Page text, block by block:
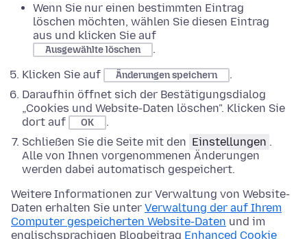
Wenn Sie nur einen bestimmten Eintrag
löschen möchten, wählen Sie diesen Eintrag
aus und klicken Sie auf
Ausgewählte löschen
.
Klicken Sie auf
Änderungen speichern
.
Daraufhin öffnet sich der Bestätigungsdialog
„Cookies und Website-Daten löschen". Klicken Sie
dort auf
OK
.
Schließen Sie die Seite mit den Einstellungen .
Alle von Ihnen vorgenommenen Änderungen
werden dabei automatisch gespeichert.
Weitere Informationen zur Verwaltung von Website-
Daten erhalten Sie unter Verwaltung der auf Ihrem
Computer gespeicherten Website-Daten und im
englischsprachigen Blogbeitrag Enhanced Cookie